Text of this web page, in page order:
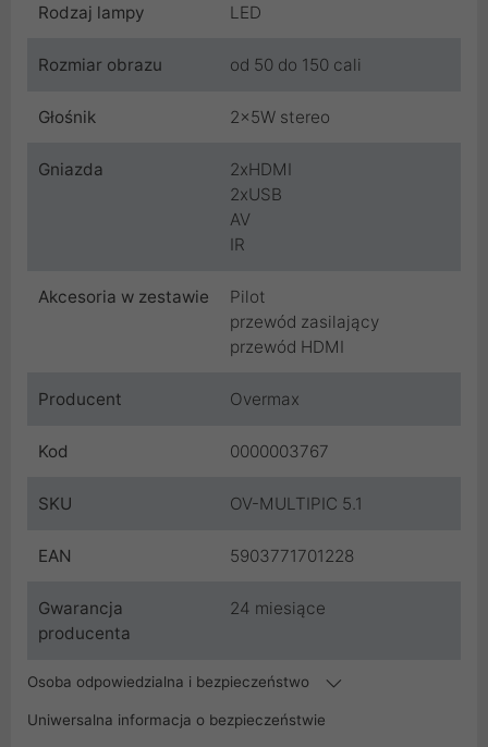
Rodzaj lampy LED
Rozmiar obrazu od 50 do 150 cali
Głośnik 2x5W stereo
Gniazda
2xHDMI
2xUSB
AV
IR
Akcesoria w zestawie
Pilot
przewód zasilający
przewód HDMI
Producent Overmax
Kod 0000003767
SKU OV-MULTIPIC 5.1
EAN 5903771701228
Gwarancja
producenta
24 miesiące
Osoba odpowiedzialna i bezpieczeństwo
Uniwersalna informacja o bezpieczeństwie